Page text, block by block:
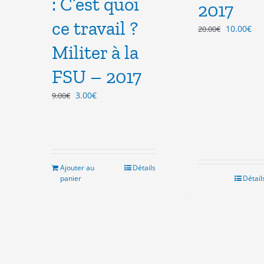
ce travail ?
Militer à la
FSU – 2017
9.00€ Le
3.00€Le
Ajouter au
panier
Détails
2017
20.00€ Le
10.00€Le